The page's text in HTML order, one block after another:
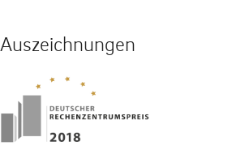
Auszeichnungen